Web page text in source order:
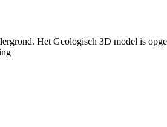
Het Geologisch 3D model is